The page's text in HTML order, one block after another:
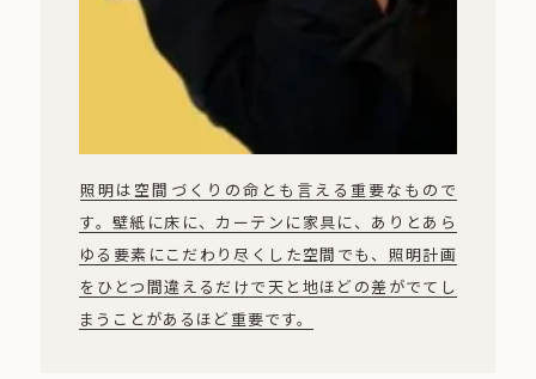
照明は空間づくりの命とも言える重要なもので
す。壁紙に床に、カーテンに家具に、ありとあら
ゆる要素にこだわり尽くした空間でも、照明計画
をひとつ間違えるだけで天と地ほどの差がでてし
まうことがあるほど重要です。